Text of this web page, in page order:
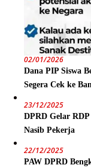
02/01/2026
Dana PIP Siswa
Segera Cek ke
23/12/2025
DPRD Gelar
Nasib Pekerja
22/12/2025
PAW DPRD